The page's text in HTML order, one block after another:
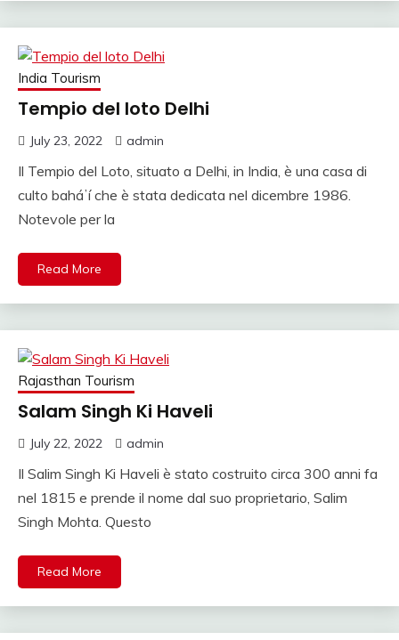
India Tourism
Tempio del loto Delhi
July 23, 2022 admin
Il Tempio del Loto, situato a Delhi, in India, è una casa di
culto baháʼí che è stata dedicata nel dicembre 1986.
Notevole per la
Read More
Rajasthan Tourism
Salam Singh Ki Haveli
July 22, 2022 admin
Il Salim Singh Ki Haveli è stato costruito circa 300 anni fa
nel 1815 e prende il nome dal suo proprietario, Salim
Singh Mohta. Questo
Read More